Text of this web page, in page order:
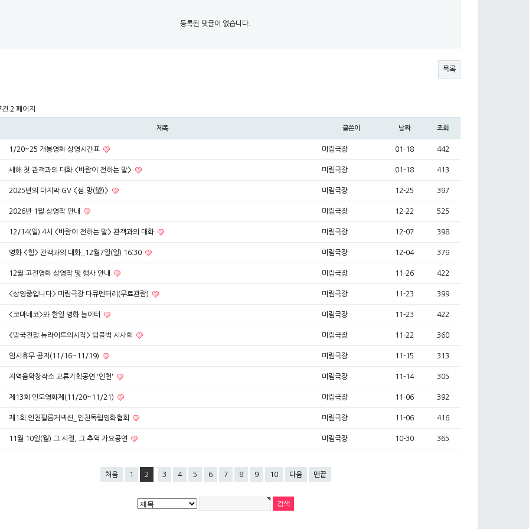
등록된 댓글이 없습니다.
목록
2 페이지
제목 글쓴이 날짜 조회
1/20~25 개봉영화 상영시간표 미림극장 01-18 442
새해 첫 관객과의 대화 <바람이 전하는 말> 미림극장 01-18 413
2025년의 마지막 GV <섬.망(望)> 미림극장 12-25 397
2026년 1월 상영작 안내 미림극장 12-22 525
12/14(일) 4시 <바람이 전하는 말> 관객과의 대화 미림극장 12-07 398
영화 <힘> 관객과의 대화_12월7일(일) 16:30 미림극장 12-04 379
12월 고전영화 상영작 및 행사 안내 미림극장 11-26 422
<상영중입니다> 미림극장 다큐멘터리(무료관람) 미림극장 11-23 399
<코마네코>와 한일 영화 놀이터 미림극장 11-23 422
<망국전쟁:뉴라이트의시작> 텀블벅 시사회 미림극장 11-22 360
임시휴무 공지(11/16~11/19) 미림극장 11-15 313
지역음악창작소 교류기획공연 '인천' 미림극장 11-14 305
제13회 인도영화제(11/20~11/21) 미림극장 11-06 392
제1회 인천필름커넥션_인천독립영화협회 미림극장 11-06 416
11월 10일(월) 그 시절, 그 추억 가요공연 미림극장 10-30 365
처음 1 2 3 4 5 6 7 8 9 10 다음 맨끝